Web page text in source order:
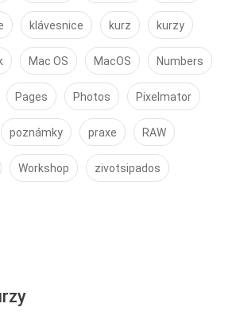
klávesnice kurz kurzy
Mac OS MacOS Numbers
Pages Photos Pixelmator
poznámky praxe RAW
Workshop zivotsipados